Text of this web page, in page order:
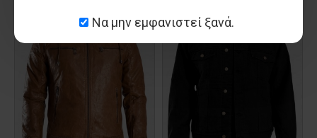
Να μην εμφανιστεί ξανά.